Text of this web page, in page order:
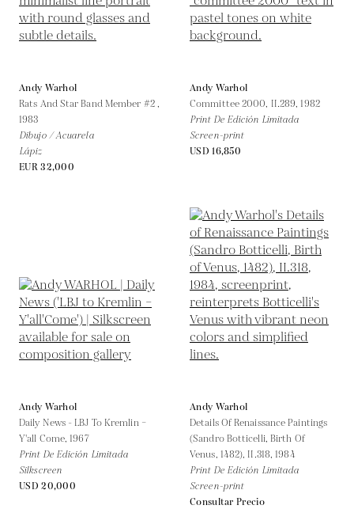
Andy Warhol
Rats And Star Band Member #2 ,
1983
Dibujo / Acuarela
Lápiz
EUR 32,000
Andy Warhol
Committee 2000, II.289,1982
Print De Edición Limitada
Screen-print
USD 16,850
Andy Warhol
Daily News - LBJ To Kremlin –
Y'all Come,1967
Print De Edición Limitada
Silkscreen
USD 20,000
Andy Warhol
Details Of Renaissance Paintings
(Sandro Botticelli, Birth Of
Venus, 1482), II.318,1984
Print De Edición Limitada
Screen-print
Consultar Precio